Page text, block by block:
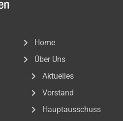
Home
Über Uns
Aktuelles
Vorstand
Hauptausschuss